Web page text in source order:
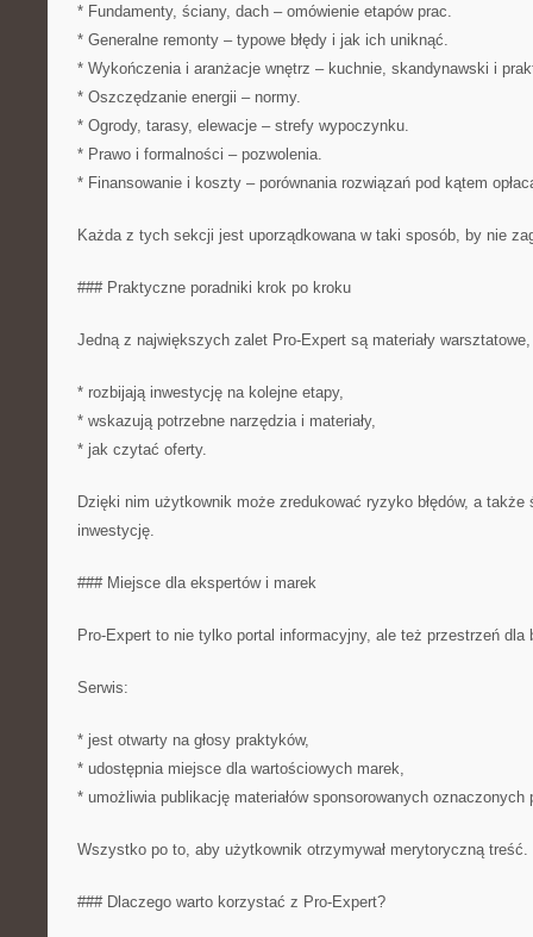
* Fundamenty, ściany, dach – omówienie etapów prac.
* Generalne remonty – typowe błędy i jak ich uniknąć.
* Wykończenia i aranżacje wnętrz – kuchnie, skandynawski i
* Oszczędzanie energii – normy.
* Ogrody, tarasy, elewacje – strefy wypoczynku.
* Prawo i formalności – pozwolenia.
* Finansowanie i koszty – porównania rozwiązań pod kątem
Każda z tych sekcji jest uporządkowana w taki sposób, by nie
### Praktyczne poradniki krok po kroku
Jedną z największych zalet Pro-Expert są materiały
* rozbijają inwestycję na kolejne etapy,
* wskazują potrzebne narzędzia i materiały,
* jak czytać oferty.
Dzięki nim użytkownik może zredukować ryzyko błędów, a także
inwestycję.
### Miejsce dla ekspertów i marek
Pro-Expert to nie tylko portal informacyjny, ale też przestrzeń dla
Serwis:
* jest otwarty na głosy praktyków,
* udostępnia miejsce dla wartościowych marek,
* umożliwia publikację materiałów sponsorowanych oznaczonych
Wszystko po to, aby użytkownik otrzymywał merytoryczną
### Dlaczego warto korzystać z Pro-Expert?